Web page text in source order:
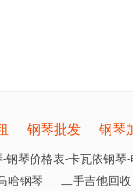
钢琴批发 钢琴
琴价格表-卡瓦依钢琴
哈钢琴
二手吉他回收